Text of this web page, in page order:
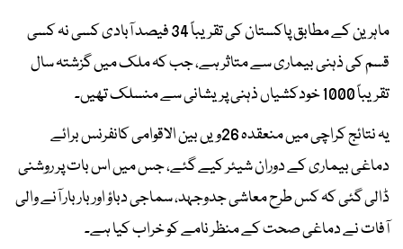
ماہرین کے مطابق پاکستان کی تقریباً 34 فیصد آبادی کسی نہ کسی
قسم کی ذہنی بیماری سے متاثر ہے، جب کہ ملک میں گزشتہ سال
تقریباً 1000 خودکشیاں ذہنی پریشانی سے منسلک تھیں۔
یہ نتائج کراچی میں منعقدہ 26ویں بین الاقوامی کانفرنس برائے
دماغی بیماری کے دوران شیئر کیے گئے، جس میں اس بات پر روشنی
ڈالی گئی کہ کس طرح معاشی جدوجہد، سماجی دباؤ اور بار بار آنے والی
آفات نے دماغی صحت کے منظر نامے کو خراب کیا ہے۔